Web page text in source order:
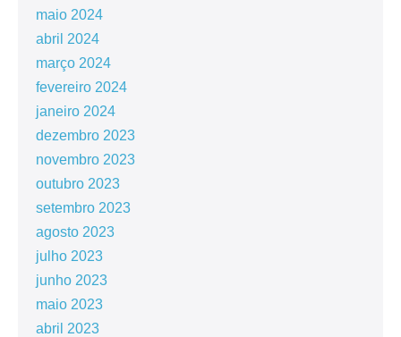
maio 2024
abril 2024
março 2024
fevereiro 2024
janeiro 2024
dezembro 2023
novembro 2023
outubro 2023
setembro 2023
agosto 2023
julho 2023
junho 2023
maio 2023
abril 2023